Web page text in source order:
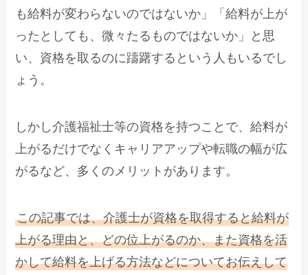
も給料が変わらないのではないか」「給料が上が
ったとしても、微々たるものではないか」と思
い、資格を取るのに躊躇するという人もいるでし
ょう。
しかし介護福祉士等の資格を持つことで、給料が
上がるだけでなくキャリアアップや転職の幅が広
がるなど、多くのメリットがあります。
この記事では、介護士が資格を取得すると給料が
上がる理由と、どの位上がるのか、また資格を活
かして給料を上げる方法などについてお伝えして